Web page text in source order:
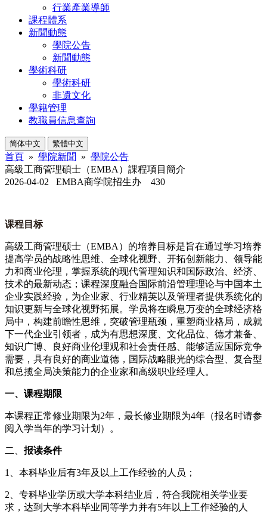
行業產業導師
課程體系
新聞動態
學院公告
新聞動態
學術科研
學術科研
非遺文化
學籍管理
教職員信息查詢
简体中文 繁體中文
首頁 » 學院新聞 » 學院公告
高級工商管理碩士（EMBA）課程項目簡介
2026-04-02 EMBA商学院招生办 430
课程目标
高级工商管理硕士（EMBA）的培养目标是旨在通过学习培养
提高学员的战略性思维、全球化视野、开拓创新能力、领导能
力和商业伦理，掌握系统的现代管理知识和国际政治、经济、
技术的最新动态 ； 课程深度融合国际前沿管理理论与中国本土
企业实践经验，为企业家、行业精英以及管理者提供系统化的
知识更新与全球化视野拓展。学员将在瞬息万变的全球经济格
局中，构建前瞻性思维，突破管理瓶颈，重塑商业格局，成就
下一代企业引领者 ， 成为有思想深度、文化品位、德才兼备、
知识广博、良好商业伦理观和社会责任感、能够适应国际竞争
需要，具有良好的商业道德，国际战略眼光的综合型、复合型
和总揽全局决策能力的企业家和高级职业经理人。
一、课程期限
本课程正常修业期限为2年，最长修业期限为4年（报名时请参
阅入学当年的学习计划）。
二、 报读条件
1、 本科毕业后有3年及以上工作经验的人员；
2、 专科毕业学历或大学本科结业后，符合我院相关学业要
求，达到大学本科毕业同等学力并有5年以上工作经验的人